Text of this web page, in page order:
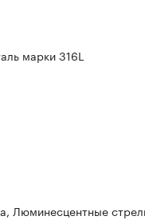
марки 316L
Люминесцентные